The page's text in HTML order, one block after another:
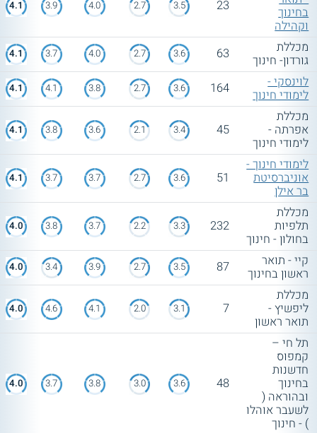
בחינוך
וקהילה
23
3.5
2.7
4.0
3.9
4.1
מכללת
גורדון- חינוך 63
3.6
2.7
4.0
3.7
4.1
לוינסקי -
לימודי חינוך 164
3.6
2.7
3.8
4.1
4.1
מכללת
אפרתה -
לימודי חינוך
45
3.4
2.1
3.6
3.8
4.1
לימודי חינוך -
אוניברסיטת
בר אילן
51
3.6
2.7
3.7
3.7
4.1
מכללת
תלפיות
בחולון - חינוך
232
3.3
2.2
3.7
3.8
4.0
קיי - תואר
ראשון בחינוך 87
3.5
2.7
3.9
3.4
4.0
מכללת
ליפשיץ -
תואר ראשון
7
3.1
2.0
4.1
4.6
4.0
תל חי –
קמפוס
חדשנות
בחינוך
ובהוראה (
לשעבר אוהלו
) - חינוך
48
3.6
3.0
3.8
3.7
4.0